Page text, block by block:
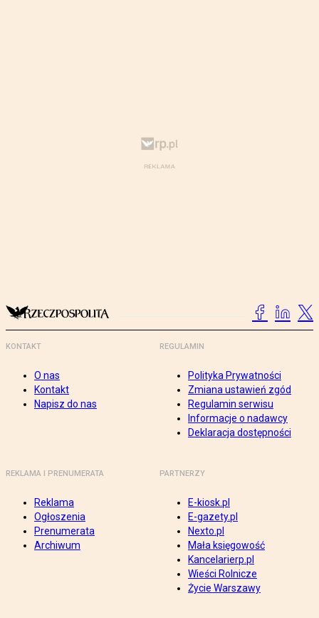
KONTAKT
O nas
Kontakt
Napisz do nas
REGULAMIN
Polityka Prywatności
Zmiana ustawień zgód
Regulamin serwisu
Informacje o nadawcy
Deklaracja dostępności
REKLAMA I PRENUMERATA
Reklama
Ogłoszenia
Prenumerata
Archiwum
PARTNERZY
E-kiosk.pl
E-gazety.pl
Nexto.pl
Mała księgowość
Kancelarierp.pl
Wieści Rolnicze
Życie Warszawy